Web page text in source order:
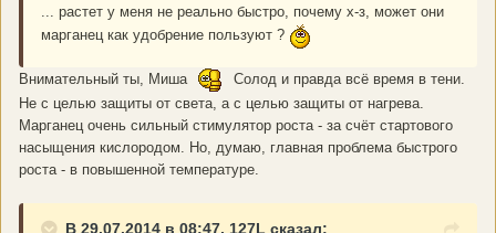
... растет у меня не реально быстро, почему х-з, может они
марганец как удобрение пользуют ?
Внимательный ты, Миша
Солод и правда всё время в тени.
Не с целью защиты от света, а с целью защиты от нагрева.
Марганец очень сильный стимулятор роста - за счёт стартового
насыщения кислородом. Но, думаю, главная проблема быстрого
роста - в повышенной температуре.
В 29.07.2014 в 08:47, 127L сказал: